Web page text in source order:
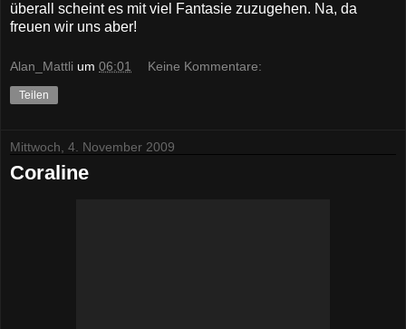
überall scheint es mit viel Fantasie zuzugehen. Na, da
freuen wir uns aber!
Alan_Mattli um 06:01 Keine Kommentare:
Teilen
Mittwoch, 4. November 2009
Coraline